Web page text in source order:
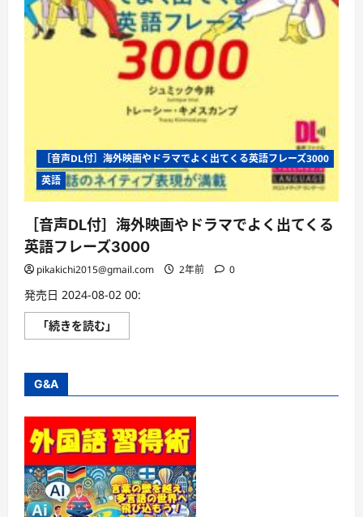
［音声DL付］海外映画やドラマでよく出てくる英語フレーズ3000
英語
［音声DL付］海外映画やドラマでよく出てくる
英語フレーズ3000
pikakichi2015@gmail.com 2年前 0
発売日 2024-08-02 00:
「続きを読む」
声
映
や
ド
ラ
マ
で
よ
く
出
て
G&A